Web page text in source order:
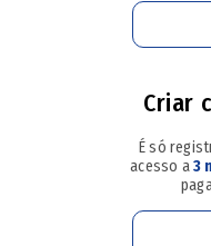
Criar
É só
acesso a3